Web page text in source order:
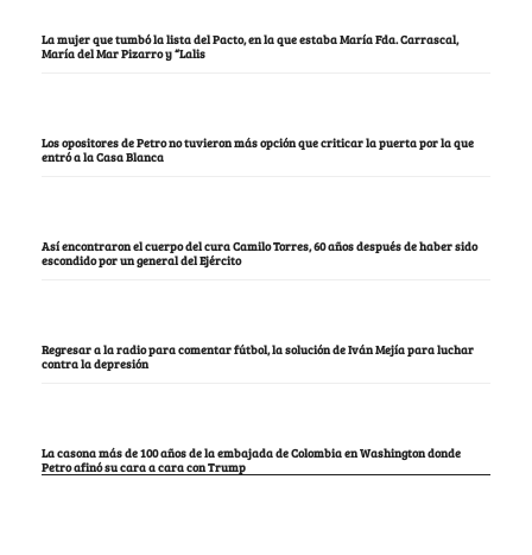
La mujer que tumbó la lista del Pacto, en la que estaba María Fda. Carrascal,
María del Mar Pizarro y “Lalis
Los opositores de Petro no tuvieron más opción que criticar la puerta por la que
entró a la Casa Blanca
Así encontraron el cuerpo del cura Camilo Torres, 60 años después de haber sido
escondido por un general del Ejército
Regresar a la radio para comentar fútbol, la solución de Iván Mejía para luchar
contra la depresión
La casona más de 100 años de la embajada de Colombia en Washington donde
Petro afinó su cara a cara con Trump